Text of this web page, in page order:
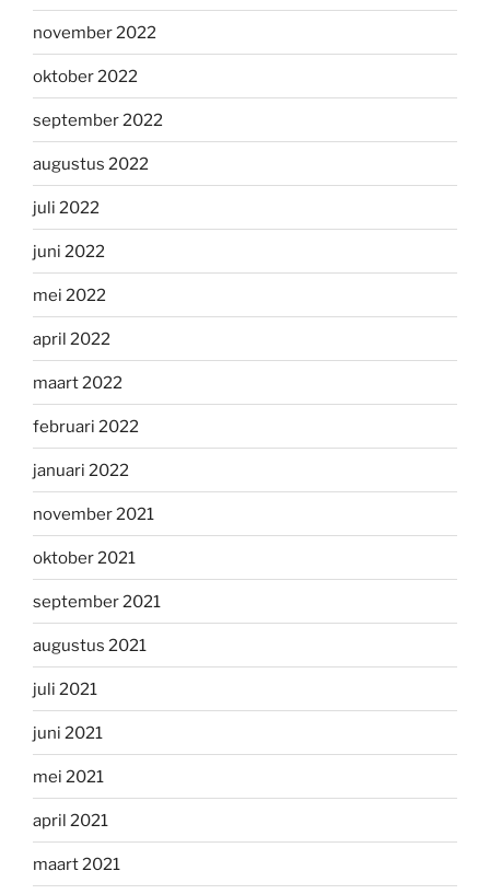
november 2022
oktober 2022
september 2022
augustus 2022
juli 2022
juni 2022
mei 2022
april 2022
maart 2022
februari 2022
januari 2022
november 2021
oktober 2021
september 2021
augustus 2021
juli 2021
juni 2021
mei 2021
april 2021
maart 2021